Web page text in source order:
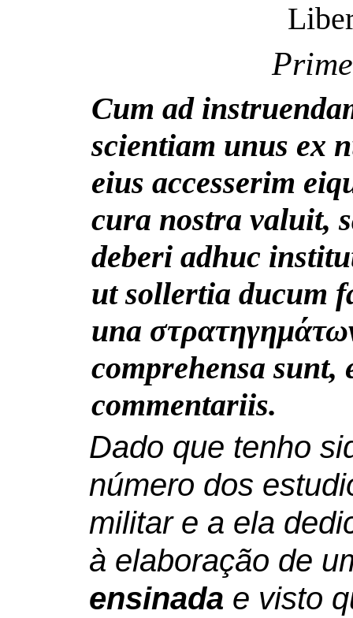
Cum ad
scientiam unus ex
eius accesserim
cura nostra valuit,
deberi adhuc
ut sollertia ducum
una
comprehensa sunt,
commentariis.
Dado que tenho
número dos
militar e a ela
à elaboração de
ensinada e visto